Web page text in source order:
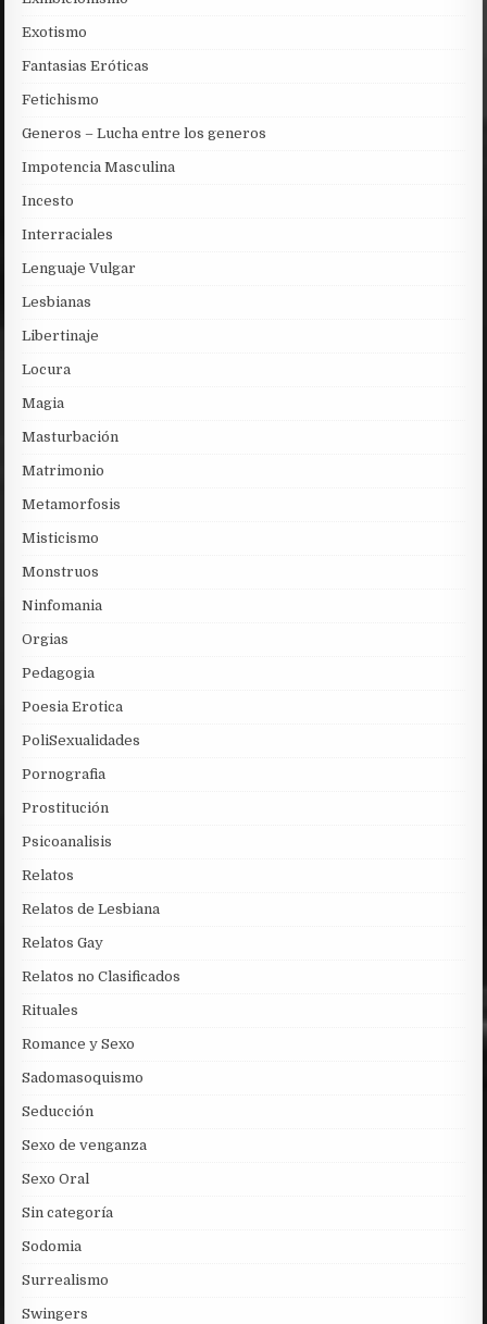
Exotismo
Fantasias Eróticas
Fetichismo
Generos – Lucha entre los generos
Impotencia Masculina
Incesto
Interraciales
Lenguaje Vulgar
Lesbianas
Libertinaje
Locura
Magia
Masturbación
Matrimonio
Metamorfosis
Misticismo
Monstruos
Ninfomania
Orgias
Pedagogia
Poesia Erotica
PoliSexualidades
Pornografia
Prostitución
Psicoanalisis
Relatos
Relatos de Lesbiana
Relatos Gay
Relatos no Clasificados
Rituales
Romance y Sexo
Sadomasoquismo
Seducción
Sexo de venganza
Sexo Oral
Sin categoría
Sodomia
Surrealismo
Swingers